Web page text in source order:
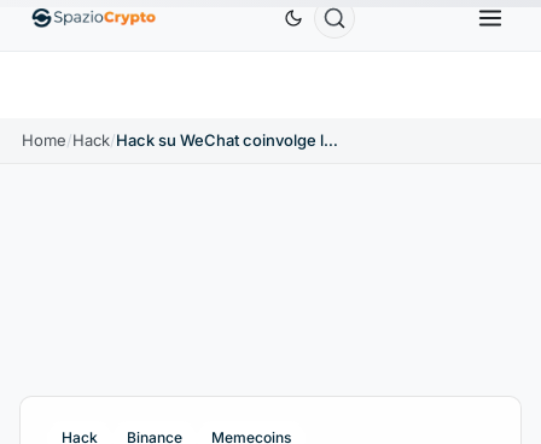
EthereumETH1.880,58 USD Tether USDT0,9991 USD BNB
Home/Hack/ Hack su WeChat coinvolge la cofondatrice di Binance
Hack Binance Memecoins